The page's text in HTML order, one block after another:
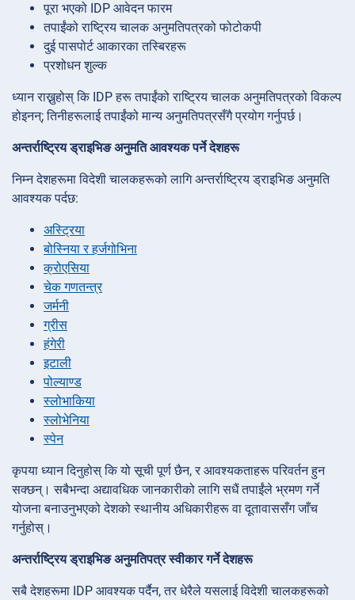
पूरा भएको IDP आवेदन फारम
तपाईंको राष्ट्रिय चालक अनुमतिपत्रको फोटोकपी
दुई पासपोर्ट आकारका तस्बिरहरू
प्रशोधन शुल्क
ध्यान राख्नुहोस् कि IDP हरू तपाईंको राष्ट्रिय चालक अनुमतिपत्रको विकल्प
होइनन्; तिनीहरूलाई तपाईंको मान्य अनुमतिपत्रसँगै प्रयोग गर्नुपर्छ।
अन्तर्राष्ट्रिय ड्राइभिङ अनुमति आवश्यक पर्ने देशहरू
निम्न देशहरूमा विदेशी चालकहरूको लागि अन्तर्राष्ट्रिय ड्राइभिङ अनुमति
आवश्यक पर्दछ:
अस्ट्रिया
बोस्निया र हर्जगोभिना
क्रोएसिया
चेक गणतन्त्र
जर्मनी
ग्रीस
हंगेरी
इटाली
पोल्याण्ड
स्लोभाकिया
स्लोभेनिया
स्पेन
कृपया ध्यान दिनुहोस् कि यो सूची पूर्ण छैन, र आवश्यकताहरू परिवर्तन हुन
सक्छन्। सबैभन्दा अद्यावधिक जानकारीको लागि सधैं तपाईंले भ्रमण गर्ने
योजना बनाउनुभएको देशको स्थानीय अधिकारीहरू वा दूतावाससँग जाँच
गर्नुहोस्।
अन्तर्राष्ट्रिय ड्राइभिङ अनुमतिपत्र स्वीकार गर्ने देशहरू
सबै देशहरूमा IDP आवश्यक पर्दैन, तर धेरैले यसलाई विदेशी चालकहरूको